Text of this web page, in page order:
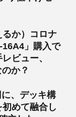
るか）コロナ
16A4」購入で
ビュー、
か？
、デッキ構
めて融合し